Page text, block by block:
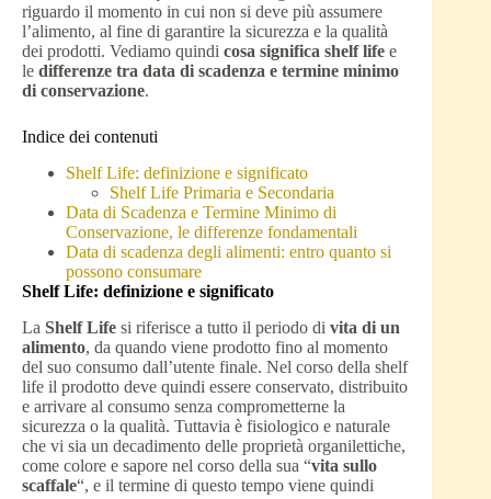
riguardo il momento in cui non si deve più assumere
l’alimento, al fine di garantire la sicurezza e la qualità
dei prodotti. Vediamo quindi cosa significa shelf life e
le differenze tra data di scadenza e termine minimo
di conservazione.
Indice dei contenuti
Shelf Life: definizione e significato
Shelf Life Primaria e Secondaria
Data di Scadenza e Termine Minimo di
Conservazione, le differenze fondamentali
Data di scadenza degli alimenti: entro quanto si
possono consumare
Shelf Life: definizione e significato
La Shelf Life si riferisce a tutto il periodo di vita di un
alimento, da quando viene prodotto fino al momento
del suo consumo dall’utente finale. Nel corso della shelf
life il prodotto deve quindi essere conservato, distribuito
e arrivare al consumo senza comprometterne la
sicurezza o la qualità. Tuttavia è fisiologico e naturale
che vi sia un decadimento delle proprietà organilettiche,
come colore e sapore nel corso della sua “vita sullo
scaffale“, e il termine di questo tempo viene quindi